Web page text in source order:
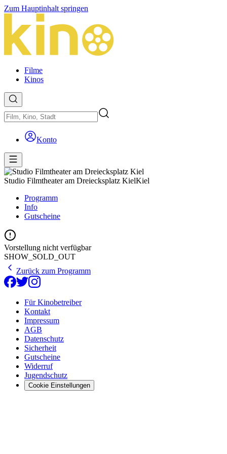
Zum Hauptinhalt springen
Filme
Kinos
Konto
Studio Filmtheater am Dreiecksplatz KielKiel
Programm
Info
Gutscheine
Vorstellung nicht verfügbar
SHOW_SOLD_OUT
Zurück zum Programm
Für Kinobetreiber
Kontakt
Impressum
AGB
Datenschutz
Sicherheit
Gutscheine
Widerruf
Jugendschutz
Cookie Einstellungen